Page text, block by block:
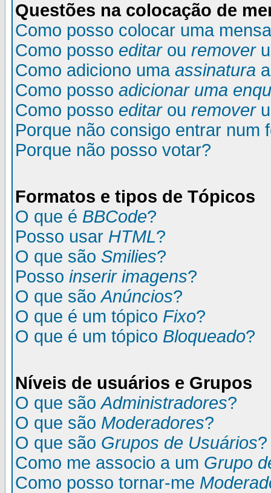
Questões na colocação de
Como posso colocar uma
Como posso editarou remover
Como adiciono uma assinatura
Como posso adicionar uma
Como posso editarou remover
Porque não consigo entrar num
Porque não posso votar?
Formatos e tipos de Tópicos
O que é BBCode?
Posso usar HTML?
O que são Smilies?
Posso inserir imagens?
O que sãoAnúncios?
O que é um tópico Fixo?
O que é um tópico Bloqueado?
Níveis de usuários e Grupos
O que sãoAdministradores?
O que são Moderadores?
O que são Grupos de Usuários?
Como me associo a um Grupo
Como posso tornar-me